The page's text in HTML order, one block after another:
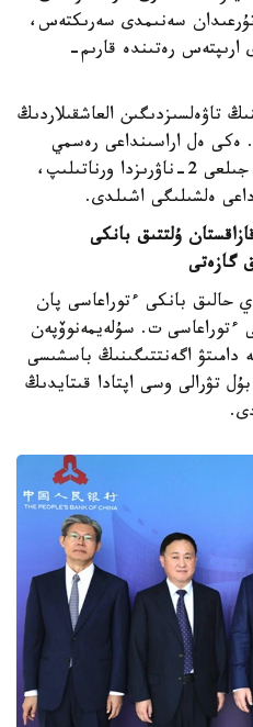
سەنىمدى سەرىكتەس،
ارىپتەس رەتىندە قارىم-
تاۋەلسىزدىگىن العاشقىلاردىڭ
ەكى ەل اراسىنداعى رەسمي
ديپلوماتيالىق قاتىناستار 1992-جىلعى 2-ناۋرىزدا ورناتىلىپ،
ەلشىلىگى اشىلدى.
ۇلتتىق بانكى
گازەتى
قىتاي حالىق بانكى ءتوراعاسى پان
ءتوراعاسى ت. سۇلەيمەنوۆپەن
دامىتۋ اگەنتتىگىنىڭ باسشىسى
تۋرالى وسى اپتادا قىتايدىڭ